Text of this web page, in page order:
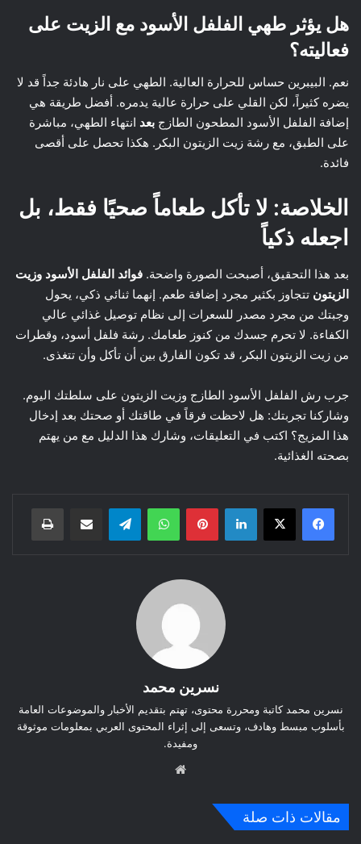
هل يؤثر طهي الفلفل الأسود مع الزيت على
فعاليته؟
نعم. البيبرين حساس للحرارة العالية. الطهي على نار هادئة جداً قد لا
يضره كثيراً، لكن القلي على حرارة عالية يدمره. أفضل طريقة هي
إضافة الفلفل الأسود المطحون الطازج بعد انتهاء الطهي، مباشرة
على الطبق، مع رشة زيت الزيتون البكر. هكذا تحصل على أقصى
فائدة.
الخلاصة: لا تأكل طعاماً صحيًا فقط، بل
اجعله ذكياً
بعد هذا التحقيق، أصبحت الصورة واضحة. فوائد الفلفل الأسود وزيت
الزيتون تتجاوز بكثير مجرد إضافة طعم. إنهما ثنائي ذكي، يحول
وجبتك من مجرد مصدر للسعرات إلى نظام توصيل غذائي عالي
الكفاءة. لا تحرم جسدك من كنوز طعامك. رشة فلفل أسود، وقطرات
من زيت الزيتون البكر، قد تكون الفارق بين أن تأكل وأن تتغذى.
جرب رش الفلفل الأسود الطازج وزيت الزيتون على سلطتك اليوم.
وشاركنا تجربتك: هل لاحظت فرقاً في طاقتك أو صحتك بعد إدخال
هذا المزيج؟ اكتب في التعليقات، وشارك هذا الدليل مع من يهتم
بصحته الغذائية.
لينكدإن بينتيريست واتساب
نسرين محمد
نسرين محمد كاتبة ومحررة محتوى، تهتم بتقديم الأخبار والموضوعات العامة
بأسلوب مبسط وهادف، وتسعى إلى إثراء المحتوى العربي بمعلومات موثوقة
ومفيدة.
مقالات ذات صلة